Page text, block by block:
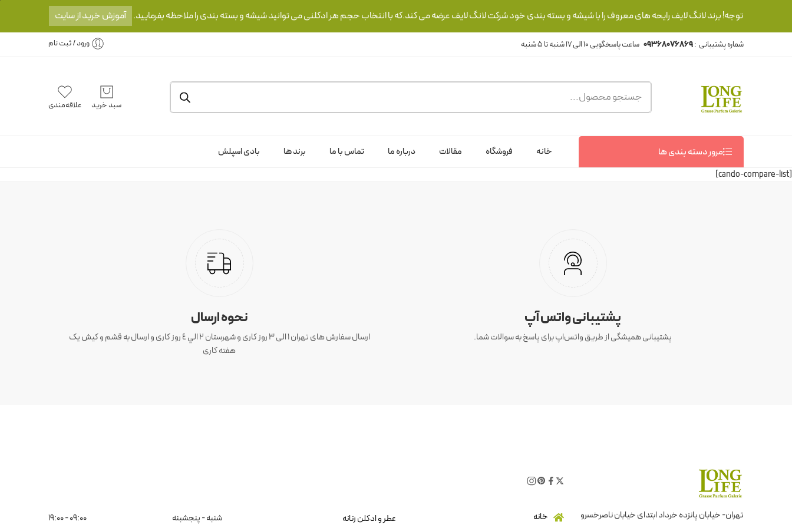
توجه! برند لانگ لایف رایحه های معروف را با شیشه و بسته بندی خود شرکت لانگ لایف عرضه می کند.که با انتخاب حجم هر ادکلنی می توانید شیشه و بسته بندی را ملاحظه بفرمایید. آموزش خرید از سایت
شماره پشتیبانی :09368076869 ورود / ثبت نام
سبد خرید علاقه‌مندی
مرور دسته بندی ها خانه فروشگاه مقالات درباره ما تماس با ما برند ها
بادی اسپلش
[cando-compare-list]
پشتیبانی واتس آپ
پشتیبانی همیشگی از طریق واتس‌اپ برای پاسخ به سوالات شما.
نحوه ارسال
ارسال سفارش های تهران 1 الی 3 روز کاری و شهرستان ٢ الي ٤ روز کاری و ارسال به قشم و کیش یک
هفته کاری
تهران- خیابان پانزده خرداد ابتدای خیابان ناصرخسرو
خانه عطر و ادکلن زنانه شنبه - پنجشبنه 09:00 - 19:00